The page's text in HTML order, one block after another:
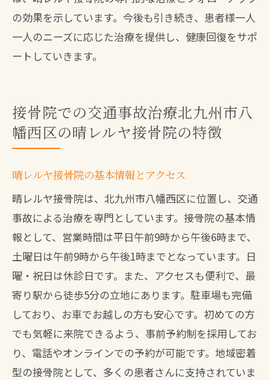
の効果を示しています。今後も引き続き、患者様一人
一人のニーズに応じた治療を提供し、健康回復をサポ
ートしていきます。
接骨院での交通事故治療北九州市八
幡西区の晴レルヤ接骨院の特徴
晴レルヤ接骨院の基本情報とアクセス
晴レルヤ接骨院は、北九州市八幡西区に位置し、交通
事故による治療を専門としています。接骨院の基本情
報として、営業時間は平日午前9時から午後6時まで、
土曜日は午前9時から午後1時までとなっています。日
曜・祝日は休診日です。また、アクセスも便利で、最
寄り駅から徒歩5分の立地にあります。駐車場も完備
しており、お車でお越しの方も安心です。初めての方
でも気軽に来院できるよう、事前予約制を採用してお
り、電話やオンラインでの予約が可能です。地域密着
型の接骨院として、多くの患者さんに支持されていま